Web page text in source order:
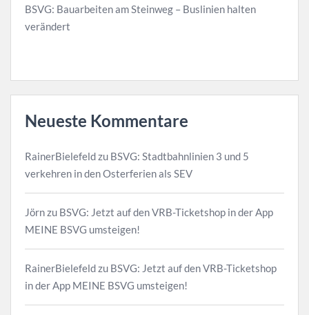
BSVG: Bauarbeiten am Steinweg – Buslinien halten
verändert
Neueste Kommentare
RainerBielefeldzu BSVG: Stadtbahnlinien 3 und 5
verkehren in den Osterferien als SEV
Jörnzu BSVG: Jetzt auf den VRB-Ticketshop in der App
MEINE BSVG umsteigen!
RainerBielefeldzu BSVG: Jetzt auf den VRB-Ticketshop
in der App MEINE BSVG umsteigen!